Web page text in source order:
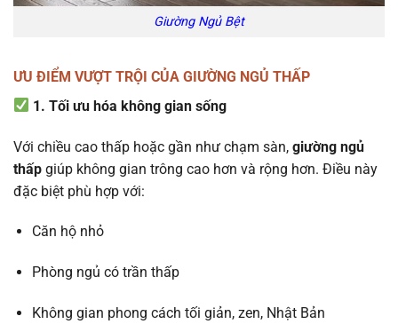
Giường Ngủ Bệt
ƯU ĐIỂM VƯỢT TRỘI CỦA GIƯỜNG NGỦ THẤP
1. Tối ưu hóa không gian sống
Với chiều cao thấp hoặc gần như chạm sàn, giường ngủ
thấp giúp không gian trông cao hơn và rộng hơn. Điều này
đặc biệt phù hợp với:
Căn hộ nhỏ
Phòng ngủ có trần thấp
Không gian phong cách tối giản, zen, Nhật Bản